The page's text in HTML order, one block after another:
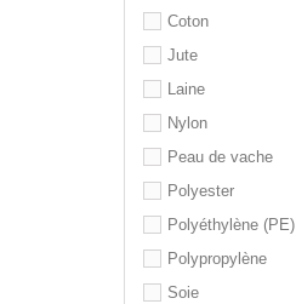
Coton
Jute
Laine
Nylon
Peau de vache
Polyester
Polyéthylène (PE)
Polypropylène
Soie